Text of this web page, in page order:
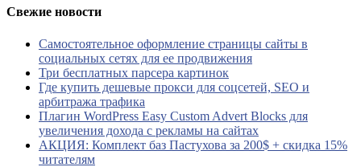
Свежие новости
Самостоятельное оформление страницы сайты в
социальных сетях для ее продвижения
Три бесплатных парсера картинок
Где купить дешевые прокси для соцсетей, SEO и
арбитража трафика
Плагин WordPress Easy Custom Advert Blocks для
увеличения дохода с рекламы на сайтах
АКЦИЯ: Комплект баз Пастухова за 200$ + скидка 15%
читателям